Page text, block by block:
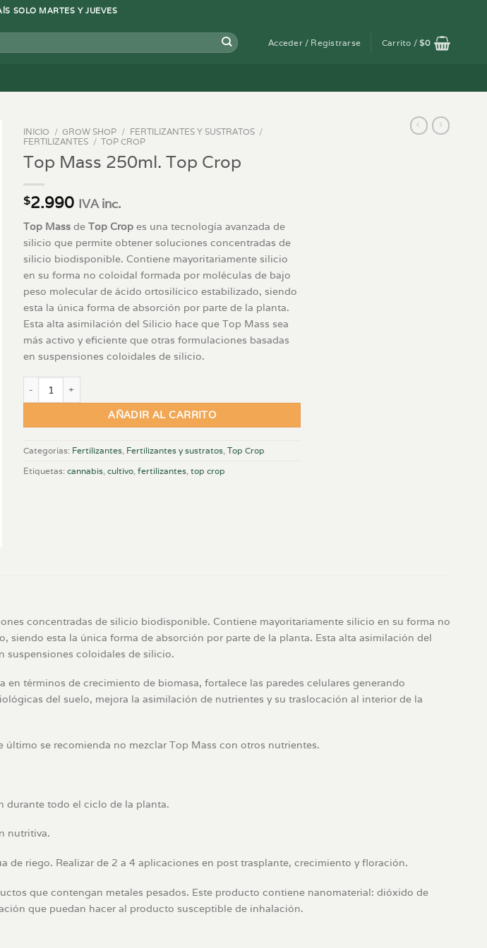
SOLO MARTES Y JUEVES
Acceder / Registrarse Carrito /$0
INICIO / GROW SHOP / FERTILIZANTES Y SUSTRATOS /
FERTILIZANTES / TOP CROP
Top Mass 250ml. Top Crop
$2.990 IVA inc.
Top Mass de Top Crop es una tecnología avanzada de
silicio que permite obtener soluciones concentradas de
silicio biodisponible. Contiene mayoritariamente silicio
en su forma no coloidal formada por moléculas de bajo
peso molecular de ácido ortosilícico estabilizado, siendo
esta la única forma de absorción por parte de la planta.
Esta alta asimilación del Silicio hace que Top Mass sea
más activo y eficiente que otras formulaciones basadas
en suspensiones coloidales de silicio.
AÑADIR AL CARRITO
Categorías: Fertilizantes, Fertilizantes y sustratos, Top Crop
Etiquetas: cannabis, cultivo, fertilizantes, top crop
concentradas de silicio biodisponible. Contiene mayoritariamente silicio en su forma no
esta la única forma de absorción por parte de la planta. Esta alta asimilación del
suspensiones coloidales de silicio.
términos de crecimiento de biomasa, fortalece las paredes celulares generando
del suelo, mejora la asimilación de nutrientes y su traslocación al interior de la
se recomienda no mezclar Top Mass con otros nutrientes.
durante todo el ciclo de la planta.
nutritiva.
riego. Realizar de 2 a 4 aplicaciones en post trasplante, crecimiento y floración.
que contengan metales pesados. Este producto contiene nanomaterial: dióxido de
que puedan hacer al producto susceptible de inhalación.